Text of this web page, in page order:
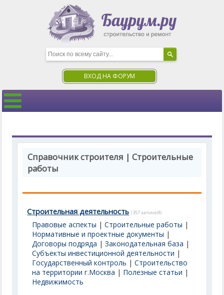
ВХОД НА ФОРУМ
Справочник строителя | Строительные
работы
Строительная деятельность (357 записей)
Правовые аспекты |Строительные работы |
Нормативные и проектные документы |
Договоры подряда |Законодательная база |
Субъекты инвестиционной деятельности |
Государственный контроль |Строительство
на территории г.Москва | Полезные статьи |
Недвижимость